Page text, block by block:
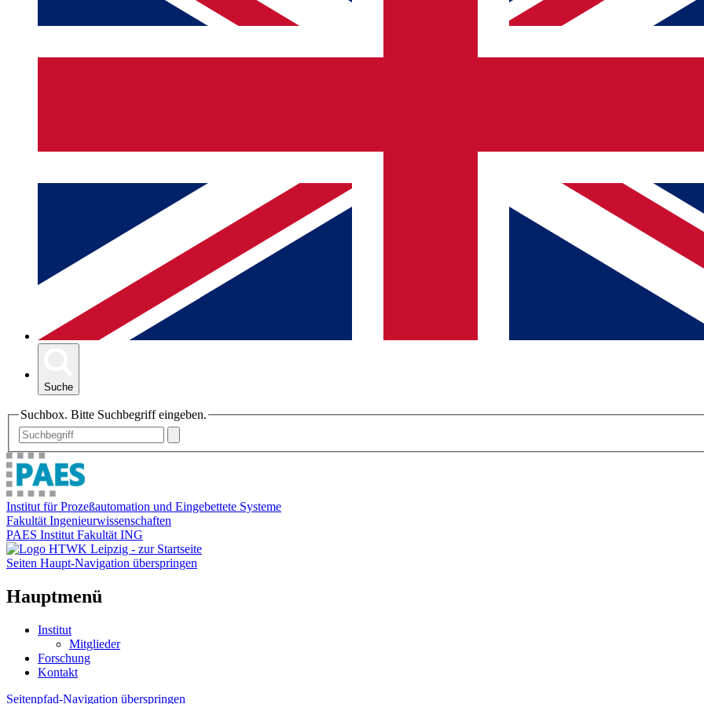
Suche
Suchbox. Bitte Suchbegriff eingeben.
Institut für Prozeßautomation und Eingebettete Systeme
Fakultät Ingenieurwissenschaften
PAES Institut Fakultät ING
Seiten Haupt-Navigation überspringen
Hauptmenü
Institut
Mitglieder
Forschung
Kontakt
Seitenpfad-Navigation überspringen